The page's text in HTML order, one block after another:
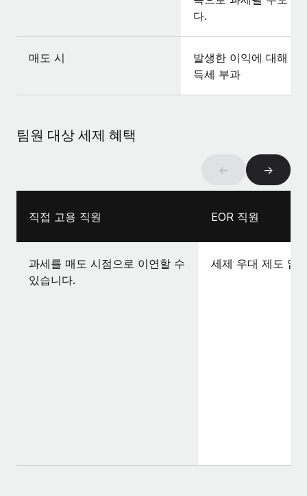
다.
매도 시
발생한 이익에 대해 양
득세 부과
팀원 대상 세제 혜택
← →
직접 고용 직원 EOR 직원
과세를 매도 시점으로 이연할 수
있습니다.
세제 우대 제도 없